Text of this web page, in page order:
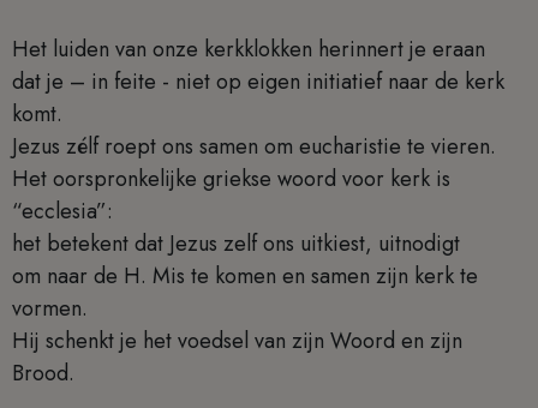
Het luiden van onze kerkklokken herinnert je eraan
dat je – in feite - niet op eigen initiatief naar de kerk
komt.
Jezus zélf roept ons samen om eucharistie te vieren.
Het oorspronkelijke griekse woord voor kerk is
“ecclesia”:
het betekent dat Jezus zelf ons uitkiest, uitnodigt
om naar de H. Mis te komen en samen zijn kerk te
vormen.
Hij schenkt je het voedsel van zijn Woord en zijn
Brood.